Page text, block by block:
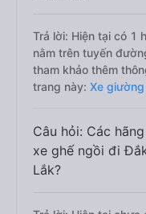
Trả lời: Hiện tại có 1
nằm trên tuyến
tham khảo thêm
trang này: Xe
Câu hỏi: Các
xe ghế ngồi đi
Lắk?